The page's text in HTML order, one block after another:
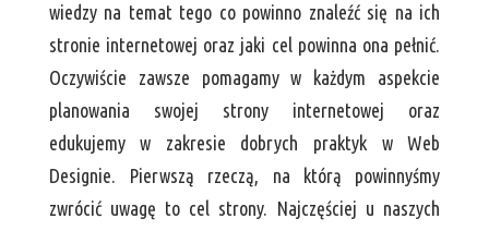
wiedzy na temat tego co powinno znaleźć się na ich
stronie internetowej oraz jaki cel powinna ona pełnić.
Oczywiście zawsze pomagamy w każdym aspekcie
planowania swojej strony internetowej oraz
edukujemy w zakresie dobrych praktyk w Web
Designie. Pierwszą rzeczą, na którą powinnyśmy
zwrócić uwagę to cel strony. Najczęściej u naszych